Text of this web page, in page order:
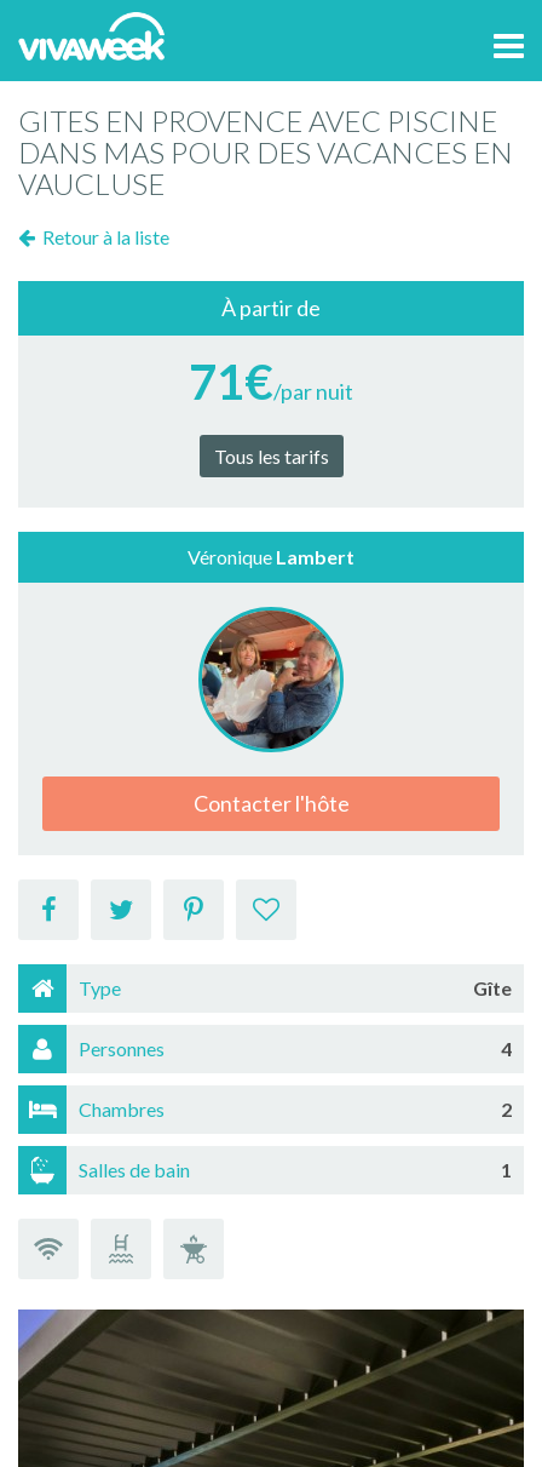
GITES EN PROVENCE AVEC PISCINE
DANS MAS POUR DES VACANCES EN
VAUCLUSE
Retour à la liste
À partir de
71€/par nuit
Tous les tarifs
Véronique Lambert
Contacter l'hôte
Type Gîte
Personnes 4
Chambres 2
Salles de bain 1